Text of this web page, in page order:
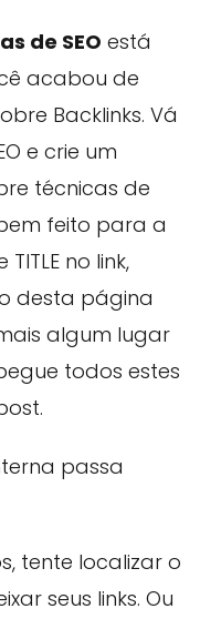
de SEO está
acabou de
Backlinks. Vá
e crie um
técnicas de
feito para a
no link,
desta página
algum lugar
todos estes
passa
tente localizar o
seus links. Ou